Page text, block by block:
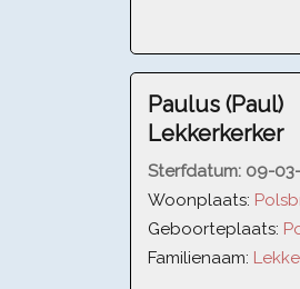
Paulus (Paul)
Lekkerkerker
Sterfdatum: 09-
Woonplaats:
Geboorteplaats:
Familienaam: